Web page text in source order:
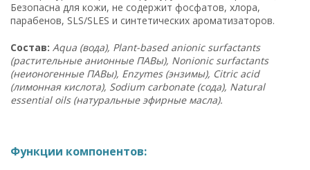
Безопасна для кожи, не содержит фосфатов, хлора,
парабенов, SLS/SLES и синтетических ароматизаторов.
Состав: Aqua (вода), Plant-based anionic surfactants
(растительные анионные ПАВы), Nonionic surfactants
(неионогенные ПАВы), Enzymes (энзимы), Citric acid
(лимонная кислота), Sodium carbonate (сода), Natural
essential oils (натуральные эфирные масла).
Функции компонентов: